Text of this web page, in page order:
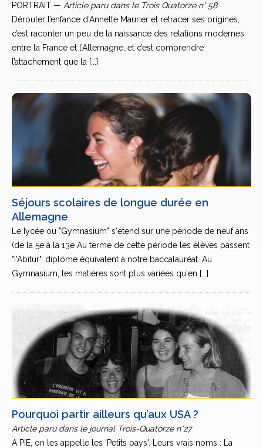
PORTRAIT — Article paru dans le Trois Quatorze n° 58
Dérouler l’enfance d’Annette Maurier et retracer ses origines,
c’est raconter un peu de la naissance des relations modernes
entre la France et l’Allemagne, et c’est comprendre
l’attachement que la [...]
Séjours scolaires de longue durée en
Allemagne
Le Iycée ou "Gymnasium" s'étend sur une période de neuf ans
(de la 5e à la 13e Au terme de cette période les élèves passent
"I'Abitur", diplôme équivalent à notre baccalauréat. Au
Gymnasium, les matières sont plus variées qu'en [...]
Pourquoi partir ailleurs qu’aux USA ?
Article paru dans le journal Trois-Quatorze n°27
A PIE, on les appelle les 'Petits pays'. Leurs vrais noms : La